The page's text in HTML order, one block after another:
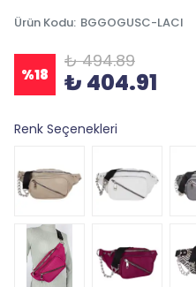
Ürün Kodu: BGGOGUSC-LACI
%18
₺ 494.89
₺ 404.91
Renk Seçenekleri